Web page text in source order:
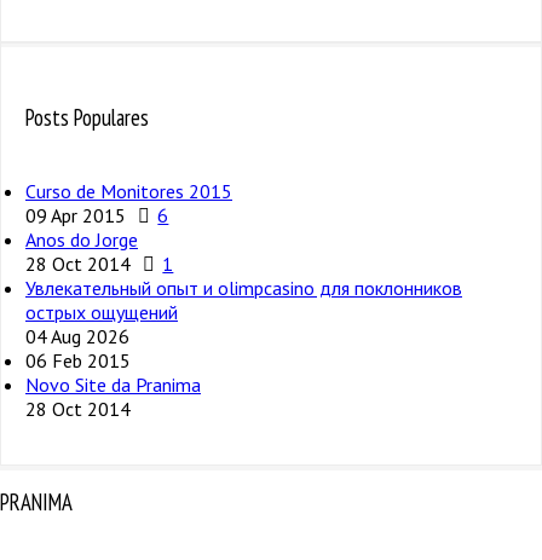
Posts Populares
Curso de Monitores 2015
09 Apr 2015
6
Anos do Jorge
28 Oct 2014
1
Увлекательный опыт и olimpcasino для поклонников
острых ощущений
04 Aug 2026
06 Feb 2015
Novo Site da Pranima
28 Oct 2014
PRANIMA